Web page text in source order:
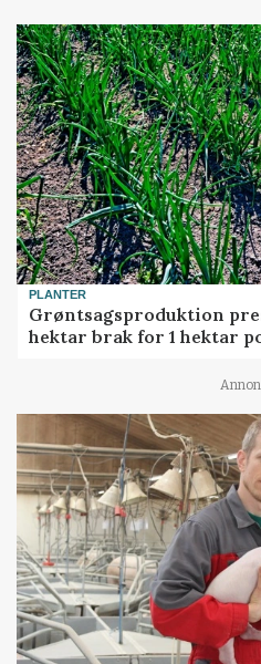
PLANTER
Grøntsagsproduktion
hektar brak for 1 hektar